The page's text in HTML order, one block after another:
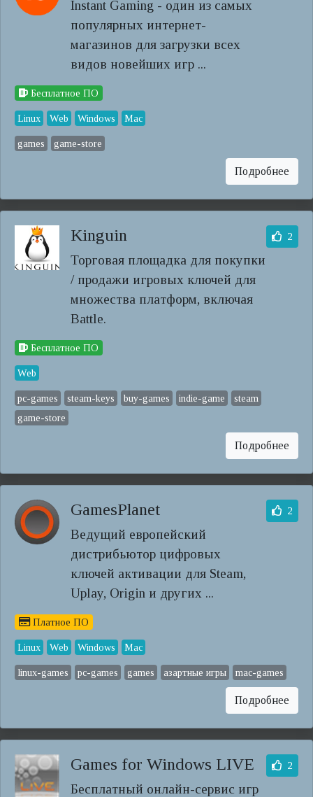
Instant Gaming - один из самых
популярных интернет-
магазинов для загрузки всех
видов новейших игр ...
Бесплатное ПО
Linux Web Windows Mac
games game-store
Подробнее
Kinguin
Торговая площадка для покупки
/ продажи игровых ключей для
множества платформ, включая
Battle.
2
Бесплатное ПО
Web
pc-games steam-keys buy-games indie-game
steam
game-store
Подробнее
GamesPlanet
Ведущий европейский
дистрибьютор цифровых
ключей активации для Steam,
Uplay, Origin и других ...
2
Платное ПО
Linux Web Windows Mac
linux-games pc-games games азартные игры mac-games
Подробнее
Games for Windows LIVE
Бесплатный онлайн-сервис игр
2